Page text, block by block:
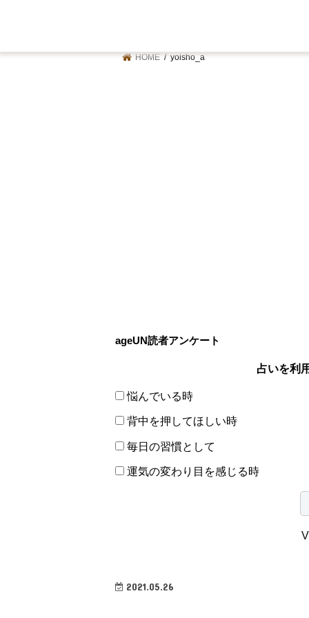
HOME yoisho_a
ageUN読者アンケート
占いを利
悩んでいる時
背中を押してほしい時
毎日の習慣として
運気の変わり目を感じる時
2021.05.26